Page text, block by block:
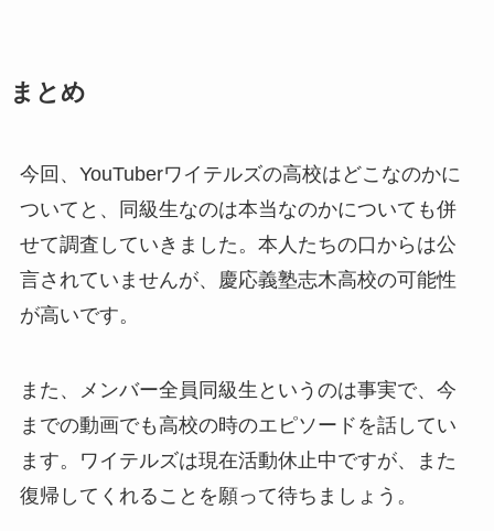
まとめ
今回、YouTuberワイテルズの高校はどこなのかに
ついてと、同級生なのは本当なのかについても併
せて調査していきました。本人たちの口からは公
言されていませんが、慶応義塾志木高校の可能性
が高いです。
また、メンバー全員同級生というのは事実で、今
までの動画でも高校の時のエピソードを話してい
ます。ワイテルズは現在活動休止中ですが、また
復帰してくれることを願って待ちましょう。